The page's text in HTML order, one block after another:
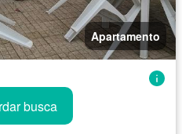
Apartamento
busca